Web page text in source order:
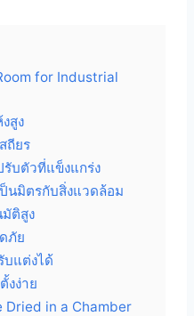
for Industrial
สูง
ถียร
บตัวที่แข็งแกร่ง
นมิตรกับสิ่งแวดล้อม
ติสูง
ภัย
บแต่งได้
งง่าย
Dried in a Chamber